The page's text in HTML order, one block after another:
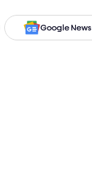
Google News